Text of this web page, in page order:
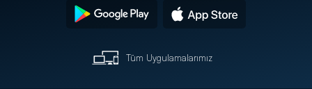
Tüm Uygulamalarımız